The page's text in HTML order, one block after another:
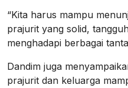
“Kita harus mampu
prajurit yang solid,
menghadapi berbagai
Dandim juga
prajurit dan keluarga